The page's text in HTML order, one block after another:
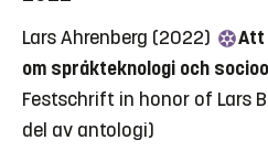
Lars Ahrenberg (2022)
Att
om språkteknologi och
Festschrift in honor of Lars
del av antologi)